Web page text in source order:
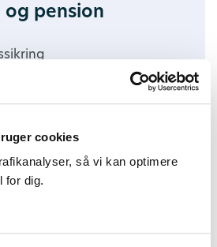
cookies
så vi kan optimere
for dig.
og pension
i PFA